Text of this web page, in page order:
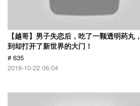
【越哥】男子失恋后，吃了一颗透明药丸
到却打开了新世界的大门！
# 635
2018-10-22 06:04